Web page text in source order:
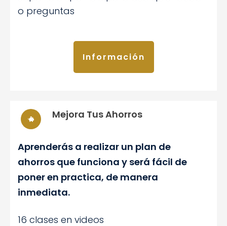
o preguntas
Información
Mejora Tus Ahorros
Aprenderás a realizar un plan de
ahorros que funciona y será fácil de
poner en practica, de manera
inmediata.
16 clases en videos